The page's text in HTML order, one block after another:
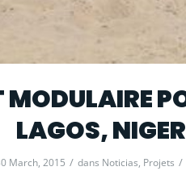
LAGOS,
March, 2015 / dans Noticias, Projets /